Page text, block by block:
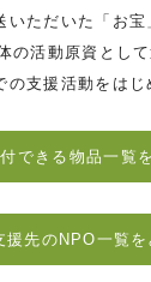
いただいた「お宝
の活動原資とし
支援活動をはじ
できる物品一覧
援先のNPO一覧を